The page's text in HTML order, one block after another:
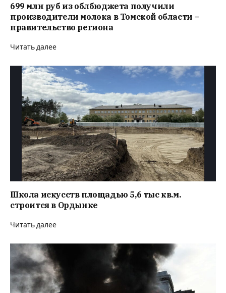
699 млн руб из облбюджета получили
производители молока в Томской области –
правительство региона
Читать далее
Школа искусств площадью 5,6 тыс кв.м.
строится в Ордынке
Читать далее